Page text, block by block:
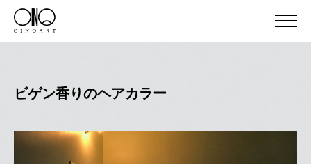
ビゲン香りのヘアカラー